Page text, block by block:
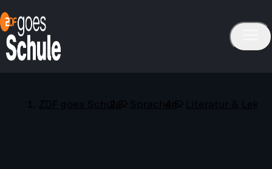
ZDF goes Schule Sprachen Literatur &